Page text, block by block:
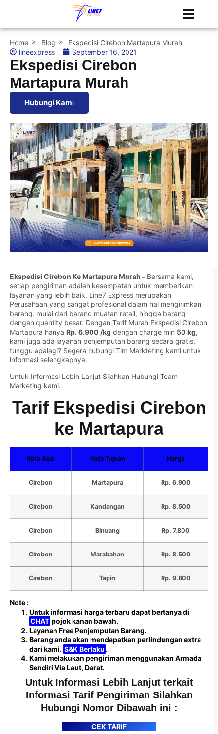
Home Blog
Ekspedisi Cirebon Martapura Murah
lineexpress
September 16, 2021
Ekspedisi Cirebon
Martapura Murah
Hubungi Kami
Ekspedisi Cirebon Ke Martapura Murah – Bersama kami,
setiap pengiriman adalah kesempatan untuk memberikan
layanan yang lebih baik. Line7 Express merupakan
Perusahaan yang sangat profesional dalam hal mengirimkan
barang. mulai dari barang muatan retail, hingga barang
dengan quantity besar. Dengan Tarif Murah Ekspedisi Cirebon
Martapura hanya Rp. 6.900 /kg dengan charge min 50 kg,
kami juga ada layanan penjemputan barang secara gratis,
tunggu apalagi? Segera hubungi Tim Markteting kami untuk
informasi selengkapnya.
Untuk Informasi Lebih Lanjut Silahkan Hubungi Team
Marketing kami.
Tarif Ekspedisi Cirebon
ke Martapura
Kota Asal Kota Tujuan Harga
Cirebon Martapura Rp. 6.900
Cirebon Kandangan Rp. 8.500
Cirebon Binuang Rp. 7.800
Cirebon Marabahan Rp. 8.500
Cirebon Tapin Rp. 9.800
Note :
Untuk informasi harga terbaru dapat bertanya di
CHAT pojok kanan bawah.
Layanan Free Penjemputan Barang.
Barang anda akan mendapatkan perlindungan extra
dari kami. S&K Berlaku .
Kami melakukan pengiriman menggunakan Armada
Sendiri Via Laut, Darat.
Untuk Informasi Lebih Lanjut terkait
Informasi Tarif Pengiriman Silahkan
Hubungi Nomor Dibawah ini :
CEK TARIF